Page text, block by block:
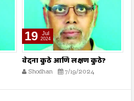
19 Jul
2024
वेदना कुठे आणि लक्षण कुठे?
Shodhan 7/19/2024